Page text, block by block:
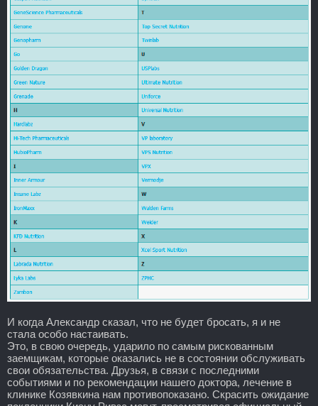
И когда Александр сказал, что не будет бросать, я и не
стала особо настаивать.
Это, в свою очередь, ударило по самым рискованным
заемщикам, которые оказались не в состоянии обслуживать
свои обязательства. Друзья, в связи с последними
событиями и по рекомендации нашего доктора, лечение в
клинике Козявкина нам противопоказано. Скрасить ожидание